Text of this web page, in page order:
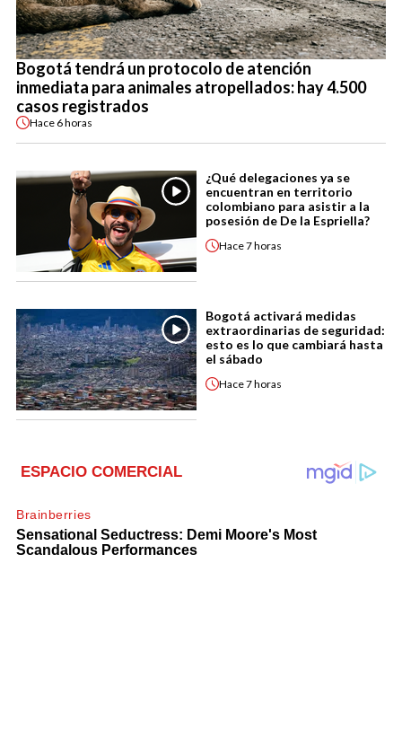
Bogotá tendrá un protocolo de atención
inmediata para animales atropellados: hay 4.500
casos registrados
Hace 6 horas
¿Qué delegaciones ya se
encuentran en territorio
colombiano para asistir a la
posesión de De la Espriella?
Hace7 horas
Bogotá activará medidas
extraordinarias de seguridad:
esto es lo que cambiará hasta
el sábado
Hace7 horas